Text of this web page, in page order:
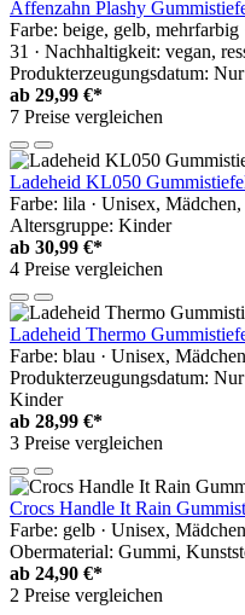
Affenzahn Plashy
Farbe: beige, gelb,
31 · Nachhaltigkeit: vegan,
Produkterzeugungsdatum:
ab 29,99 €*
7 Preise vergleichen
Ladeheid KL050
Farbe: lila · Unisex,
Altersgruppe: Kinder
ab 30,99 €*
4 Preise vergleichen
Ladeheid Thermo
Farbe: blau · Unisex,
Produkterzeugungsdatum:
Kinder
ab 28,99 €*
3 Preise vergleichen
Crocs Handle It Rain
Farbe: gelb · Unisex,
Obermaterial: Gummi,
ab 24,90 €*
2 Preise vergleichen